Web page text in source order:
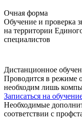
Очная форма
Обучение и проверка
на территории
специалистов
Дистанционное
Проводится в режиме
необходим лишь
Записаться на
Необходимые
соответствии с